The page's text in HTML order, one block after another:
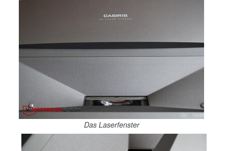
Das Laserfenster